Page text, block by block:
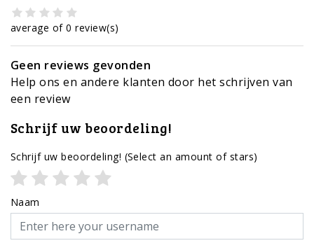
average of 0 review(s)
Geen reviews gevonden
Help ons en andere klanten door het schrijven van
een review
Schrijf uw beoordeling!
Schrijf uw beoordeling! (Select an amount of stars)
Naam